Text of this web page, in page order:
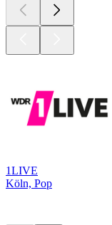
1LIVE
Köln, Pop